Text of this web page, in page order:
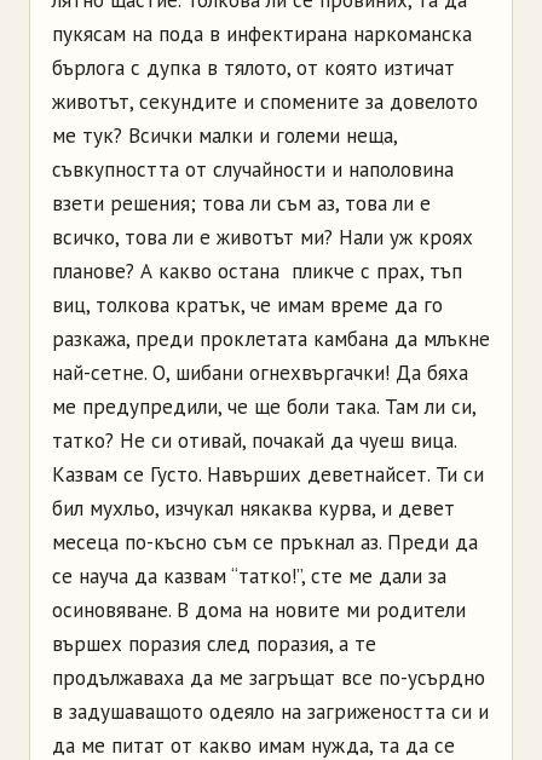
пукясам на пода в инфектирана наркоманска
бърлога с дупка в тялото, от която изтичат
животът, секундите и спомените за довелото
ме тук? Всички малки и големи неща,
съвкупността от случайности и наполовина
взети решения; това ли съм аз, това ли е
всичко, това ли е животът ми? Нали уж кроях
планове? А какво остана ­ пликче с прах, тъп
виц, толкова кратък, че имам време да го
разкажа, преди проклетата камбана да млъкне
най-сетне. О, шибани огнехвъргачки! Да бяха
ме предупредили, че ще боли така. Там ли си,
татко? Не си отивай, почакай да чуеш вица.
Казвам се Густо. Навърших деветнайсет. Ти си
бил мухльо, изчукал някаква курва, и девет
месеца по-късно съм се пръкнал аз. Преди да
се науча да казвам “татко!”, сте ме дали за
осиновяване. В дома на новите ми родители
вършех поразия след поразия, а те
продължаваха да ме загръщат все по-усърдно
в задушаващото одеяло на загрижеността си и
да ме питат от какво имам нужда, та да се